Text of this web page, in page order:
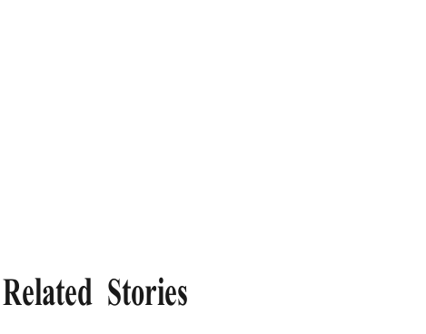
Related Stories